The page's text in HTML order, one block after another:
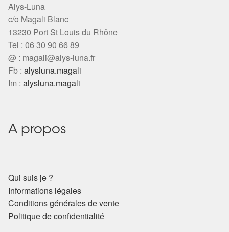
Alys-Luna
c/o Magali Blanc
13230 Port St Louis du Rhône
Tel : 06 30 90 66 89
@ : magali@alys-luna.fr
Fb : alysluna.magali
Im : alysluna.magali
A propos
Qui suis je ?
Informations légales
Conditions générales de vente
Politique de confidentialité